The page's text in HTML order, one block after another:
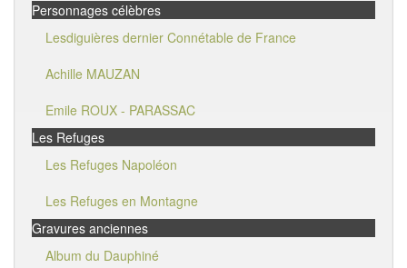
Personnages célèbres
Lesdiguières dernier Connétable de France
Achille MAUZAN
Emile ROUX - PARASSAC
Les Refuges
Les Refuges Napoléon
Les Refuges en Montagne
Gravures anciennes
Album du Dauphiné